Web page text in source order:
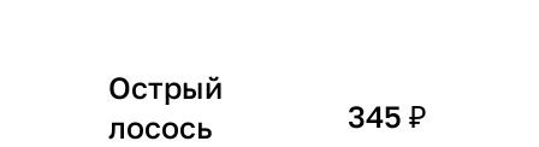
Острый
лосось
345 ₽